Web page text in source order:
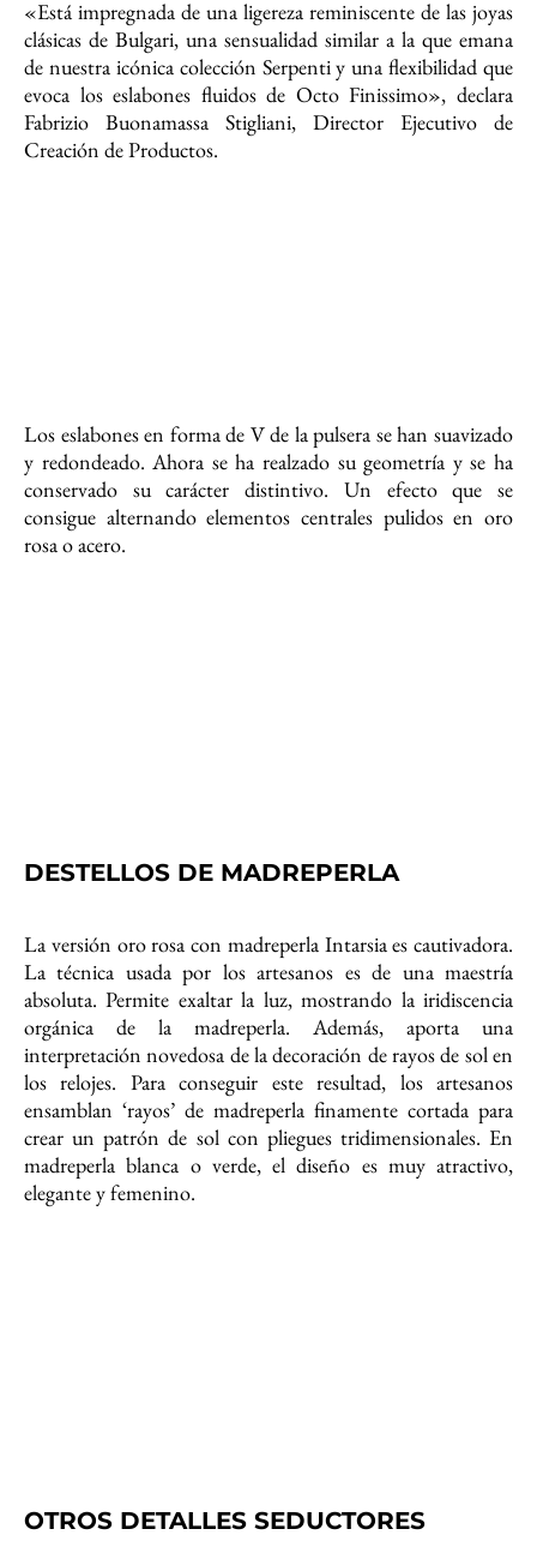
«Está impregnada de una ligereza reminiscente de las joyas
clásicas de Bulgari, una sensualidad similar a la que emana
de nuestra icónica colección Serpenti y una flexibilidad que
evoca los eslabones fluidos de Octo Finissimo», declara
Fabrizio Buonamassa Stigliani, Director Ejecutivo de
Creación de Productos.
Los eslabones en forma de V de la pulsera se han suavizado
y redondeado. Ahora se ha realzado su geometría y se ha
conservado su carácter distintivo. Un efecto que se
consigue alternando elementos centrales pulidos en oro
rosa o acero.
DESTELLOS DE MADREPERLA
La versión oro rosa con madreperla Intarsia es cautivadora.
La técnica usada por los artesanos es de una maestría
absoluta. Permite exaltar la luz, mostrando la iridiscencia
orgánica de la madreperla. Además, aporta una
interpretación novedosa de la decoración de rayos de sol en
los relojes. Para conseguir este resultad, los artesanos
ensamblan ‘rayos’ de madreperla finamente cortada para
crear un patrón de sol con pliegues tridimensionales. En
madreperla blanca o verde, el diseño es muy atractivo,
elegante y femenino.
OTROS DETALLES SEDUCTORES